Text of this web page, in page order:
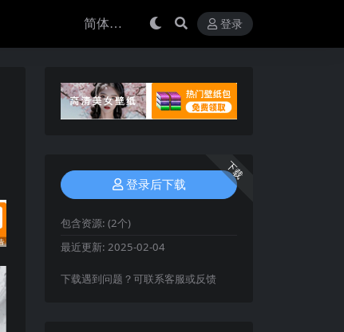
登录
下载
登录后下载
包含资源: (2个)
最近更新: 2025-02-04
下载遇到问题？可联系客服或反馈